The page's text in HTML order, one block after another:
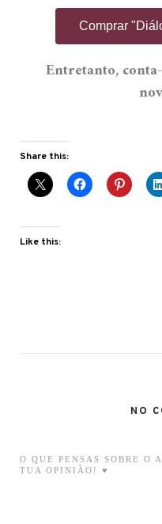
Comprar
Entretanto,
Share this:
Like this:
NO
O QUE PENSAS SOBRE O
TUA OPINIÃO! ♥